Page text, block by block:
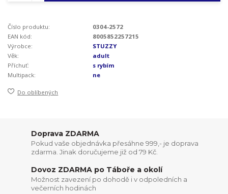
Číslo produktu:
0304-2572
EAN kód:
8005852257215
Výrobce:
STUZZY
Věk:
adult
Příchuť:
s rybím
Multipack:
ne
Do oblíbených
Doprava ZDARMA
Pokud vaše objednávka přesáhne 999,- je doprava
zdarma. Jinak doručujeme již od 79 Kč.
Dovoz ZDARMA po Táboře a okolí
Možnost zavezení po dohodě i v odpoledních a
večerních hodinách